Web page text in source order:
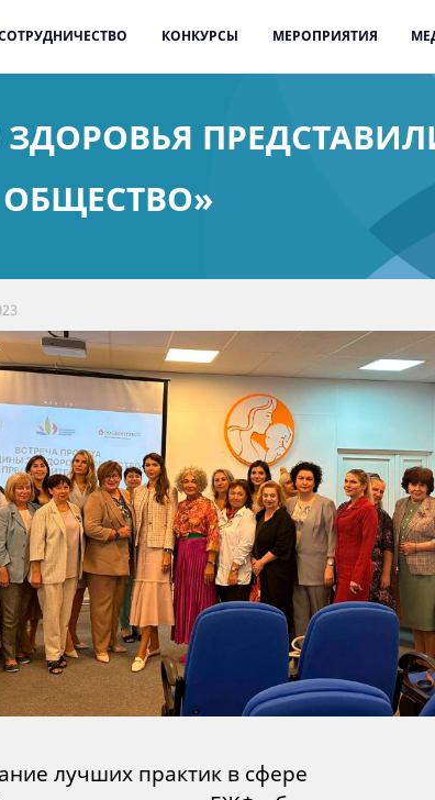
КОНКУРСЫ МЕРОПРИЯТИЯ
лучших практик в сфере